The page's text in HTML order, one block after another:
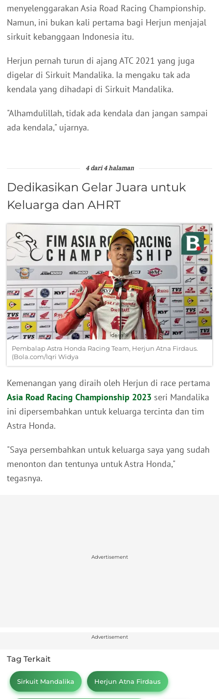
menyelenggarakan Asia Road Racing Championship.
Namun, ini bukan kali pertama bagi Herjun menjajal
sirkuit kebanggaan Indonesia itu.
Herjun pernah turun di ajang ATC 2021 yang juga
digelar di Sirkuit Mandalika. Ia mengaku tak ada
kendala yang dihadapi di Sirkuit Mandalika.
"Alhamdulillah, tidak ada kendala dan jangan sampai
ada kendala," ujarnya.
4 dari 4 halaman
Dedikasikan Gelar Juara untuk
Keluarga dan AHRT
Pembalap Astra Honda Racing Team, Herjun Atna Firdaus.
(Bola.com/Iqri Widya
Kemenangan yang diraih oleh Herjun di race pertama
Asia Road Racing Championship 2023 seri Mandalika
ini dipersembahkan untuk keluarga tercinta dan tim
Astra Honda.
"Saya persembahkan untuk keluarga saya yang sudah
menonton dan tentunya untuk Astra Honda,"
tegasnya.
Advertisement
Advertisement
Tag Terkait
Sirkuit Mandalika Herjun Atna Firdaus